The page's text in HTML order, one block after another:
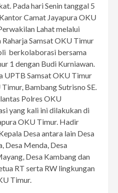
Pada hari Senin tanggal 5
Camat Jayapura OKU
Lahat melalui
Raharja Samsat OKU Timur
berkolaborasi bersama
1 dengan Budi Kurniawan.
UPTB Samsat OKU Timur
Bambang Sutrisno SE.
Polres OKU
yang kali ini dilakukan di
OKU Timur. Hadir
Desa antara lain Desa
Desa Menda, Desa
Desa Kambang dan
RT serta RW lingkungan
Timur.